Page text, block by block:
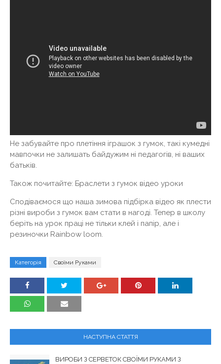
Не забувайте про плетіння іграшок з гумок, такі кумедні
мавпочки не залишать байдужим ні педагогів, ні ваших
батьків.
Також почитайте: Браслети з гумок відео уроки
Сподіваємося що наша зимова підбірка відео як плести
різні вироби з гумок вам стати в нагоді. Тепер в школу
беріть на урок праці не тільки клей і папір, але і
резиночки Rainbow loom.
Категорія Своїми Руками
НАСТУПНА СТАТТЯ
ВИРОБИ З СЕРВЕТОК СВОЇМИ РУКАМИ З